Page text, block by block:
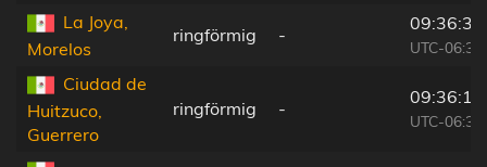
La Joya,
Morelos
ringförmig -
09:36:37
UTC-06:36
Ciudad de
Huitzuco,
Guerrero
ringförmig -
09:36:12
UTC-06:36